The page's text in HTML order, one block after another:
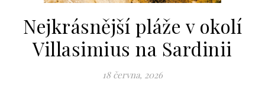
Nejkrásnější pláže v okolí
Villasimius na Sardinii
18 června, 2026